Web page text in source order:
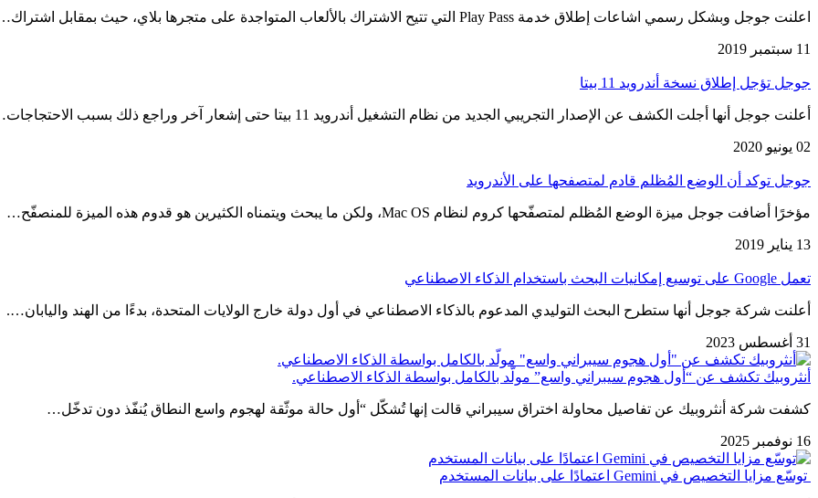
اعلنت جوجل وبشكل رسمي اشاعات إطلاق خدمة Play Pass التي تتيح الاشتراك بالألعاب المتواجدة على متجرها بلاي، حيث بمقابل اشتراك…
11 سبتمبر 2019
جوجل تؤجل إطلاق نسخة أندرويد 11 بيتا
أعلنت جوجل أنها أجلت الكشف عن الإصدار التجريبي الجديد من نظام التشغيل أندرويد 11 بيتا حتى إشعار آخر وراجع ذلك بسبب الاحتجاجات…
02 يونيو 2020
جوجل توكد أن الوضع المُظلم قادم لمتصفحها على الأندرويد
مؤخرًا أضافت جوجل ميزة الوضع المُظلم لمتصفّحها كروم لنظام Mac OS، ولكن ما يبحث ويتمناه الكثيرين هو قدوم هذه الميزة للمنصفّح…
13 يناير 2019
تعمل Google على توسيع إمكانيات البحث باستخدام الذكاء الاصطناعي
أعلنت شركة جوجل أنها ستطرح البحث التوليدي المدعوم بالذكاء الاصطناعي في أول دولة خارج الولايات المتحدة، بدءًا من الهند واليابان….
31 أغسطس 2023
أنثروبيك تكشف عن “أول هجوم سيبراني واسع” مولّد بالكامل بواسطة الذكاء الاصطناعي.
كشفت شركة أنثروبيك عن تفاصيل محاولة اختراق سيبراني قالت إنها تُشكّل “أول حالة موثّقة لهجوم واسع النطاق يُنفّذ دون تدخّل…
16 نوفمبر 2025
توسّع مزايا التخصيص في Gemini اعتمادًا على بيانات المستخدم